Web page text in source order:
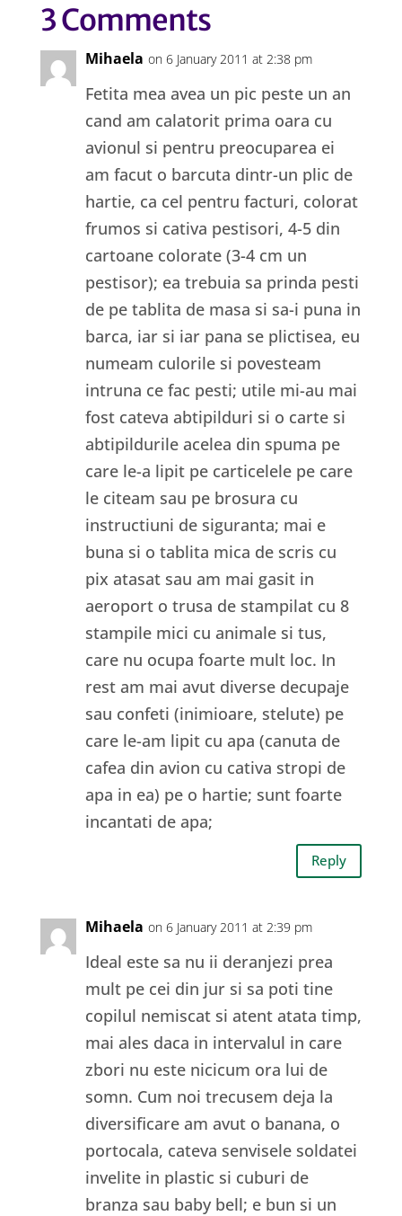
3 Comments
Mihaela on 6 January 2011 at 2:38 pm
Fetita mea avea un pic peste un an
cand am calatorit prima oara cu
avionul si pentru preocuparea ei
am facut o barcuta dintr-un plic de
hartie, ca cel pentru facturi, colorat
frumos si cativa pestisori, 4-5 din
cartoane colorate (3-4 cm un
pestisor); ea trebuia sa prinda pesti
de pe tablita de masa si sa-i puna in
barca, iar si iar pana se plictisea, eu
numeam culorile si povesteam
intruna ce fac pesti; utile mi-au mai
fost cateva abtipilduri si o carte si
abtipildurile acelea din spuma pe
care le-a lipit pe carticelele pe care
le citeam sau pe brosura cu
instructiuni de siguranta; mai e
buna si o tablita mica de scris cu
pix atasat sau am mai gasit in
aeroport o trusa de stampilat cu 8
stampile mici cu animale si tus,
care nu ocupa foarte mult loc. In
rest am mai avut diverse decupaje
sau confeti (inimioare, stelute) pe
care le-am lipit cu apa (canuta de
cafea din avion cu cativa stropi de
apa in ea) pe o hartie; sunt foarte
incantati de apa;
Reply
Mihaela on 6 January 2011 at 2:39 pm
Ideal este sa nu ii deranjezi prea
mult pe cei din jur si sa poti tine
copilul nemiscat si atent atata timp,
mai ales daca in intervalul in care
zbori nu este nicicum ora lui de
somn. Cum noi trecusem deja la
diversificare am avut o banana, o
portocala, cateva senvisele soldatei
invelite in plastic si cuburi de
branza sau baby bell; e bun si un